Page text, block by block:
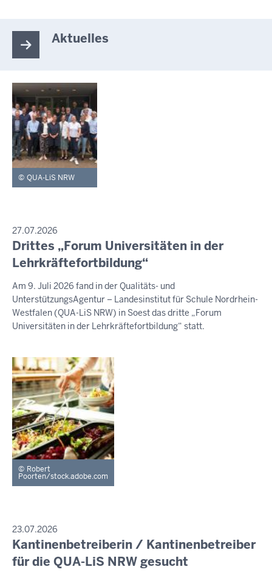
Aktuelles
QUA-LiS NRW
PRESSEMITTEILUNG
27.07.2026
Freitag,
7.
2026
-
19:58
Drittes „Forum Universitäten in der
Lehrkräftefortbildung“
Am 9. Juli 2026 fand in der Qualitäts- und
UnterstützungsAgentur – Landesinstitut für Schule Nordrhein-
Westfalen (QUA-LiS NRW) in Soest das dritte „Forum
Universitäten in der Lehrkräftefortbildung“ statt.
Robert
Poorten/stock.adobe.com
PRESSEMITTEILUNG
23.07.2026
Freitag,
7.
Kantinenbetreiberin / Kantinenbetreiber
für die QUA-LiS NRW gesucht